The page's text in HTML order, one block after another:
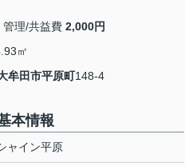
理/共益費 2,000円
㎡
牟田市平原町148-4
本情報
ャイン平原